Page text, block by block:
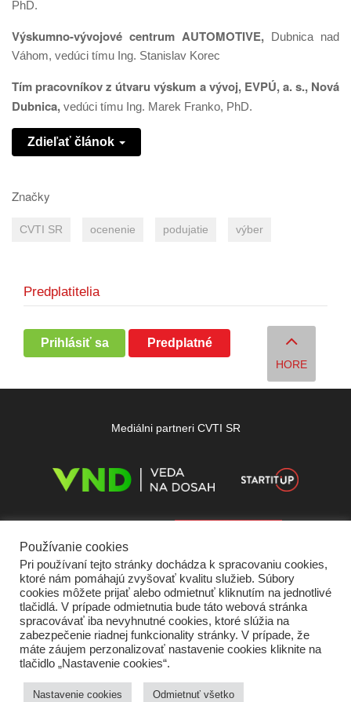
PhD.
Výskumno-vývojové centrum AUTOMOTIVE, Dubnica nad
Váhom, vedúci tímu Ing. Stanislav Korec
Tím pracovníkov z útvaru výskum a vývoj, EVPÚ, a. s., Nová
Dubnica, vedúci tímu Ing. Marek Franko, PhD.
Zdieľať článok
Značky
CVTI SR ocenenie podujatie výber
Predplatitelia
Prihlásiť sa Predplatné
HORE
Mediálni partneri CVTI SR
Domov O nás Kontakt Vydavateľ
Podmienky používania
Ochrana súkromia Štatút súťaží
Používanie cookies
Pri používaní tejto stránky dochádza k spracovaniu cookies,
ktoré nám pomáhajú zvyšovať kvalitu služieb. Súbory
cookies môžete prijať alebo odmietnuť kliknutím na jednotlivé
tlačidlá. V prípade odmietnutia bude táto webová stránka
spracovávať iba nevyhnutné cookies, ktoré slúžia na
zabezpečenie riadnej funkcionality stránky. V prípade, že
máte záujem perzonalizovať nastavenie cookies kliknite na
tlačidlo „Nastavenie cookies“.
Nastavenie cookies Odmietnuť všetko